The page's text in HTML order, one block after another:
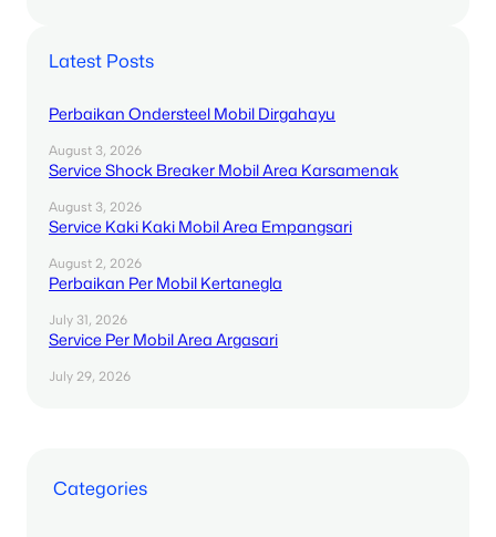
Latest Posts
Perbaikan Ondersteel Mobil Dirgahayu
August 3, 2026
Service Shock Breaker Mobil Area Karsamenak
August 3, 2026
Service Kaki Kaki Mobil Area Empangsari
August 2, 2026
Perbaikan Per Mobil Kertanegla
July 31, 2026
Service Per Mobil Area Argasari
July 29, 2026
Categories